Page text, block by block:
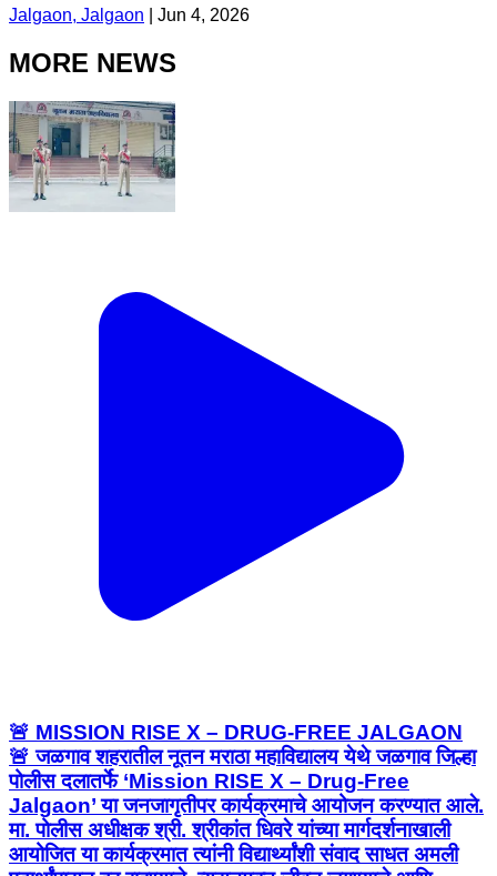
Jalgaon, Jalgaon Jun 4, 2026
MORE NEWS
🚨 MISSION RISE X – DRUG-FREE JALGAON
🚨 जळगाव शहरातील नूतन मराठा महाविद्यालय येथे जळगाव जिल्हा
पोलीस दलातर्फे ‘Mission RISE X – Drug-Free
Jalgaon’ या जनजागृतीपर कार्यक्रमाचे आयोजन करण्यात आले.
मा. पोलीस अधीक्षक श्री. श्रीकांत धिवरे यांच्या मार्गदर्शनाखाली
आयोजित या कार्यक्रमात त्यांनी विद्यार्थ्यांशी संवाद साधत अमली